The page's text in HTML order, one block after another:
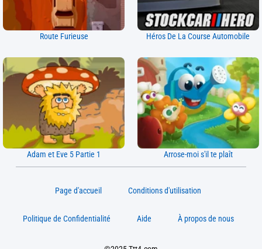
Route Furieuse Héros De La Course Automobile
Adam et Eve 5 Partie 1 Arrose-moi s'il te plaît
Page d'accueil Conditions d'utilisation
Politique de Confidentialité Aide À propos de nous